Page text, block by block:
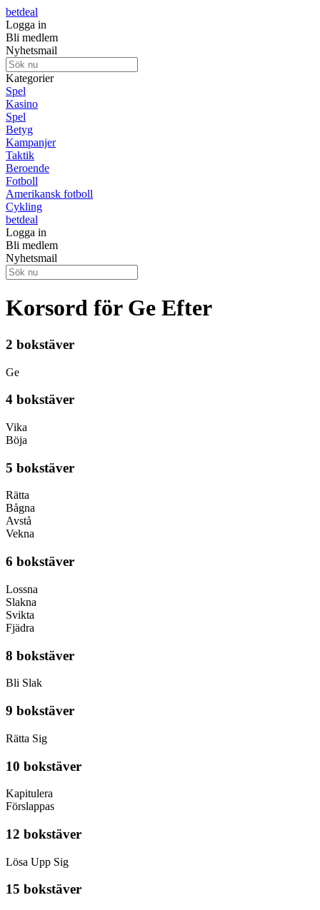
betdeal
Logga in
Bli medlem
Nyhetsmail
Kategorier
Spel
Kasino
Spel
Betyg
Kampanjer
Taktik
Beroende
Fotboll
Amerikansk fotboll
Cykling
betdeal
Logga in
Bli medlem
Nyhetsmail
Korsord för Ge Efter
2 bokstäver
Ge
4 bokstäver
Vika
Böja
5 bokstäver
Rätta
Bågna
Avstå
Vekna
6 bokstäver
Lossna
Slakna
Svikta
Fjädra
8 bokstäver
Bli Slak
9 bokstäver
Rätta Sig
10 bokstäver
Kapitulera
Förslappas
12 bokstäver
Lösa Upp Sig
15 bokstäver